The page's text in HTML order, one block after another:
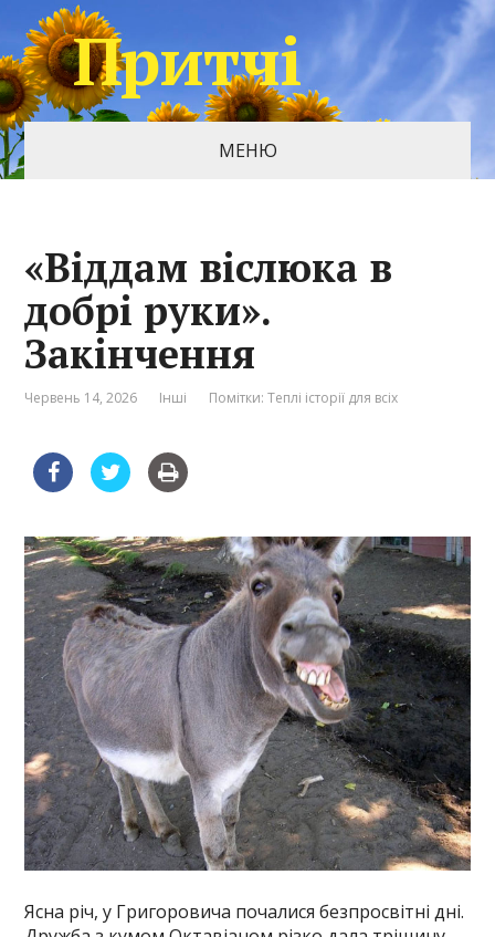
Притчі
МЕНЮ
«Віддам віслюка в
добрі руки».
Закінчення
Червень 14, 2026 Інші Помітки:Теплі історії для всіх
Ясна річ, у Григоровича почалися безпросвітні дні.